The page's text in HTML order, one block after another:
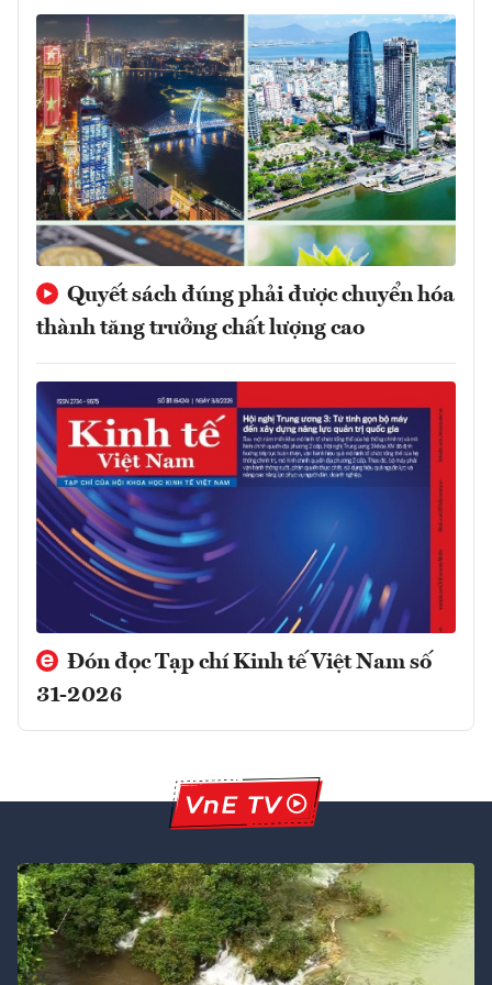
Quyết sách đúng phải được chuyển hóa
thành tăng trưởng chất lượng cao
Đón đọc Tạp chí Kinh tế Việt Nam số
31-2026